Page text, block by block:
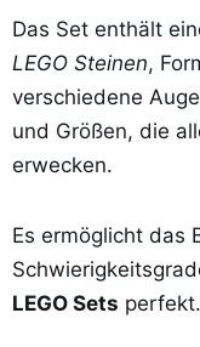
Das Set enthält
LEGO Steinen,
verschiedene
und Größen, die
erwecken.
Es ermöglicht das
LEGO Sets perfekt.